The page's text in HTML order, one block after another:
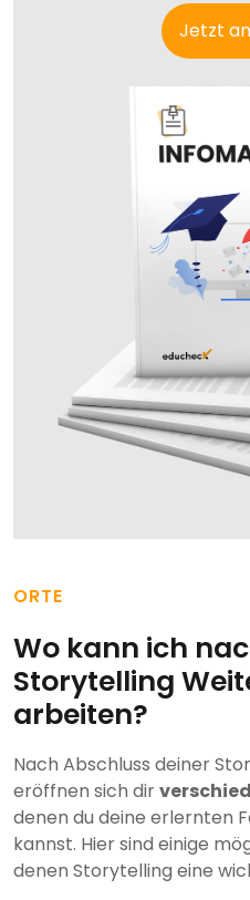
Jetzt
ORTE
Wo kann ich
Storytelling
arbeiten?
Nach Abschluss deiner
eröffnen sich dir
denen du deine erlernten
kannst. Hier sind einige
denen Storytelling eine